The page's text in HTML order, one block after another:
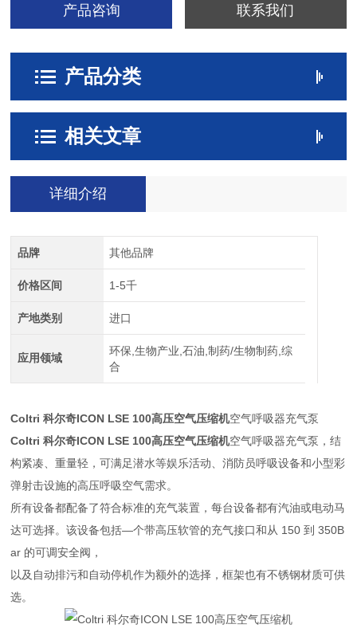
产品咨询 联系我们
产品分类
相关文章
详细介绍
品牌 其他品牌
价格区间 1-5千
产地类别 进口
应用领域
环保,生物产业,石油,制药/生物制药,综
合
Coltri 科尔奇ICON LSE 100高压空气压缩机空气呼吸器充气泵
Coltri 科尔奇ICON LSE 100高压空气压缩机空气呼吸器充气泵，结
构紧凑、重量轻，可满足潜水等娱乐活动、消防员呼吸设备和小型彩
弹射击设施的高压呼吸空气需求。
所有设备都配备了符合标准的充气装置，每台设备都有汽油或电动马
达可选择。该设备包括—个带高压软管的充气接口和从 150 到 350B
ar 的可调安全阀，
以及自动排污和自动停机作为额外的选择，框架也有不锈钢材质可供
选。